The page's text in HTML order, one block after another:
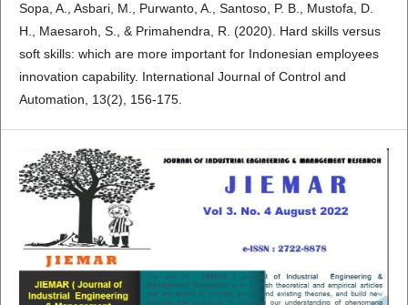
Sopa, A., Asbari, M., Purwanto, A., Santoso, P. B., Mustofa, D.
H., Maesaroh, S., & Primahendra, R. (2020). Hard skills versus
soft skills: which are more important for Indonesian employees
innovation capability. International Journal of Control and
Automation, 13(2), 156-175.